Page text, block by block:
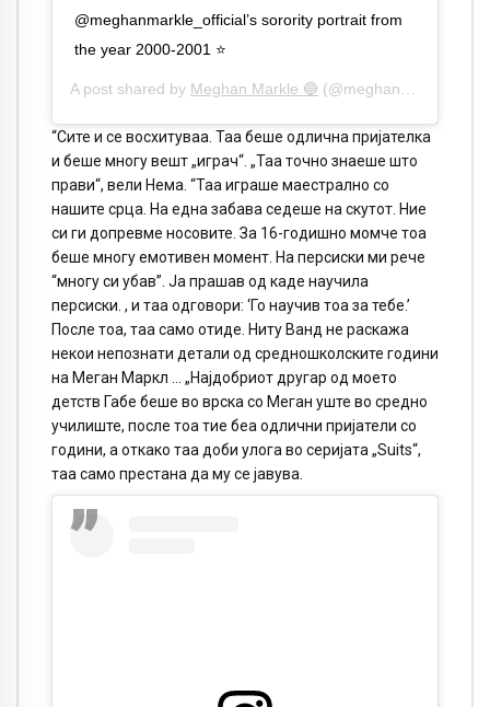
@meghanmarkle_official’s sorority portrait from
the year 2000-2001 ⭐️
A post shared by Meghan Markle 🔵 (@meghanmarkle_official) on
“Сите и се восхитуваа. Таа беше одлична пријателка
и беше многу вешт „играч“. „Таа точно знаеше што
прави“, вели Нема. “Таа играше маестрално со
нашите срца. На една забава седеше на скутот. Ние
си ги допревме носовите. За 16-годишно момче тоа
беше многу емотивен момент. На персиски ми рече
“многу си убав”. Ја прашав од каде научила
персиски. , и таа одговори: ‘Го научив тоа за тебе.’
После тоа, таа само отиде. Ниту Ванд не раскажа
некои непознати детали од средношколските години
на Меган Маркл … „Најдобриот другар од моето
детств Габе беше во врска со Меган уште во средно
училиште, после тоа тие беа одлични пријатели со
години, а откако таа доби улога во серијата „Suits“,
таа само престана да му се јавува.